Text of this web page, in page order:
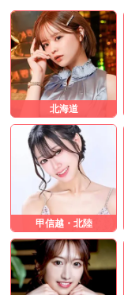
北海道
甲信越・北陸